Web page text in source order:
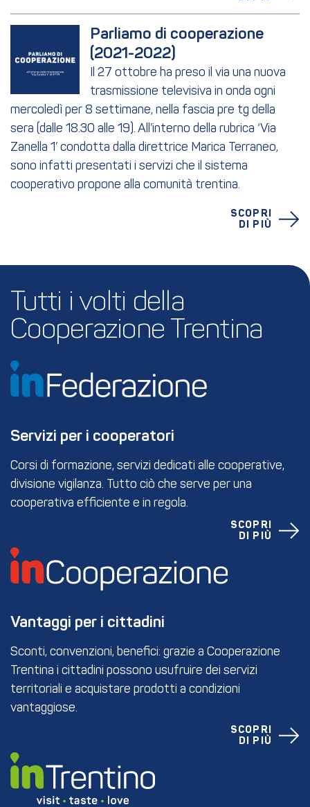
Parliamo di cooperazione
(2021-2022)
Il 27 ottobre ha preso il via una nuova
trasmissione televisiva in onda ogni
mercoledì per 8 settimane, nella fascia pre tg della
sera (dalle 18.30 alle 19). All’interno della rubrica ‘Via
Zanella 1’ condotta dalla direttrice Marica Terraneo,
sono infatti presentati i servizi che il sistema
cooperativo propone alla comunità trentina.
SCOPRI
DI PIÙ
Tutti i volti della
Cooperazione Trentina
Servizi per i cooperatori
Corsi di formazione, servizi dedicati alle cooperative,
divisione vigilanza. Tutto ciò che serve per una
cooperativa efficiente e in regola.
SCOPRI
DI PIÙ
Vantaggi per i cittadini
Sconti, convenzioni, benefici: grazie a Cooperazione
Trentina i cittadini possono usufruire dei servizi
territoriali e acquistare prodotti a condizioni
vantaggiose.
SCOPRI
DI PIÙ